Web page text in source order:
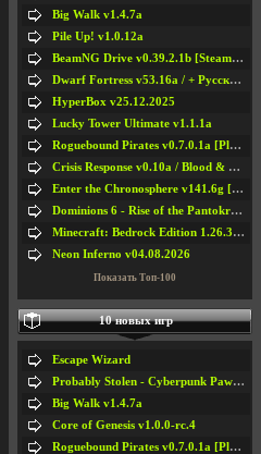
Big Walk v1.4.7a
Pile Up! v1.0.12a
BeamNG Drive v0.39.2.1b [Steam Early Access]
Dwarf Fortress v53.16a / + Русская Версия v50.12a
HyperBox v25.12.2025
Lucky Tower Ultimate v1.1.1a
Roguebound Pirates v0.7.0.1a [Playtest]
Crisis Response v0.10a / Blood & Bullet
Enter the Chronosphere v141.6g [Steam Early Access]
Dominions 6 - Rise of the Pantokrator v6.35a
Minecraft: Bedrock Edition 1.26.33.1a / + TLauncher v2.89
Neon Inferno v04.08.2026
Показать Топ-100
10 новых игр
Escape Wizard
Probably Stolen - Cyberpunk Pawnshop Simulator v048c [Playtest]
Big Walk v1.4.7a
Core of Genesis v1.0.0-rc.4
Roguebound Pirates v0.7.0.1a [Playtest]